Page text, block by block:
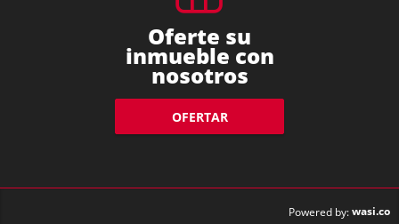
Oferte su
inmueble con
nosotros
OFERTAR
Powered by:wasi.co